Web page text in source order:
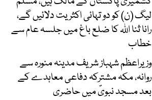
لیگ (ن) کو دو تہائی اکثریت دلائیں گے،
رانا ثنا اللہ کا ضلع باغ میں جلسہ عام سے
خطاب
وزیراعظم شہباز شریف مدینہ منورہ سے
روانہ، مکہ مشترکہ دفاعی معاہدے کے
بعد مسجد نبویؐ میں حاضری